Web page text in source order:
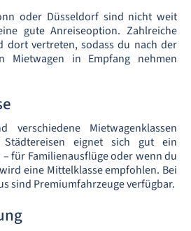
oder Düsseldorf sind nicht weit
gute Anreiseoption. Zahlreiche
dort vertreten, sodass du nach der
Mietwagen in Empfang nehmen
Mietwagenklassen
Städtereisen eignet sich gut ein
für Familienausflüge oder wenn du
eine Mittelklasse empfohlen. Bei
sind Premiumfahrzeuge verfügbar.